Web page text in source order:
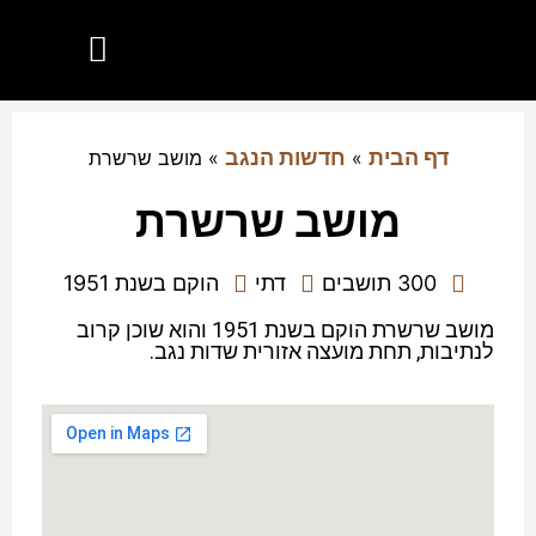
דף הבית » חדשות הנגב » מושב שרשרת
מושב שרשרת
300 תושבים דתי
הוקם בשנת 1951
מושב שרשרת הוקם בשנת 1951 והוא שוכן קרוב
לנתיבות, תחת מועצה אזורית שדות נגב.